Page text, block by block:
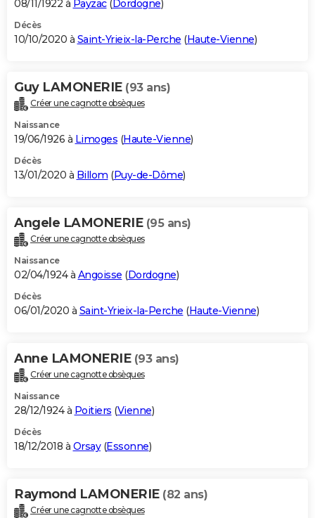
08/11/1922 à Payzac( Dordogne)
Décès
10/10/2020 à Saint-Yrieix-la-Perche (Haute-Vienne)
Guy LAMONERIE (93 ans)
Créer une cagnotte obsèques
Naissance
19/06/1926 à Limoges (Haute-Vienne)
Décès
13/01/2020 à Billom (Puy-de-Dôme)
Angele LAMONERIE (95 ans)
Créer une cagnotte obsèques
Naissance
02/04/1924 à Angoisse (Dordogne)
Décès
06/01/2020 à Saint-Yrieix-la-Perche (Haute-Vienne)
Anne LAMONERIE (93 ans)
Créer une cagnotte obsèques
Naissance
28/12/1924 à Poitiers (Vienne)
Décès
18/12/2018 à Orsay(Essonne)
Raymond LAMONERIE (82 ans)
Créer une cagnotte obsèques